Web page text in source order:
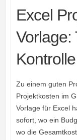
Excel
Vorlage:
Zu einem guten
Projektkosten im
Vorlage für Excel
sofort, wo ein
wo die